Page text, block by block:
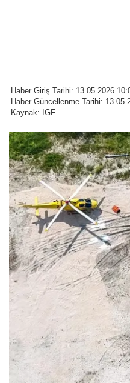
Haber Giriş Tarihi: 13.05.2026
Haber Güncellenme Tarihi:
Kaynak: IGF